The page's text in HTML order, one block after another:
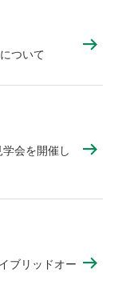
ついて
会を開催し
ブリッドオー